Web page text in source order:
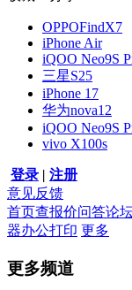
OPPOFindX7
iPhone Air
iQOO Neo9S
三星S25
iPhone 17
华为nova12
iQOO Neo9S
vivo X100s
登录 | 注册
意见反馈
首页查报价问答论
器办公打印 更多
更多频道